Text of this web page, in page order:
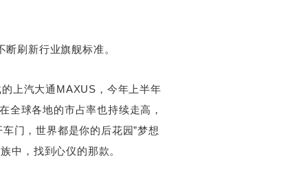
刷新行业旗舰标准。
上汽大通MAXUS，今年上半年
全球各地的市占率也持续走高，
门，世界都是你的后花园”梦想
中，找到心仪的那款。